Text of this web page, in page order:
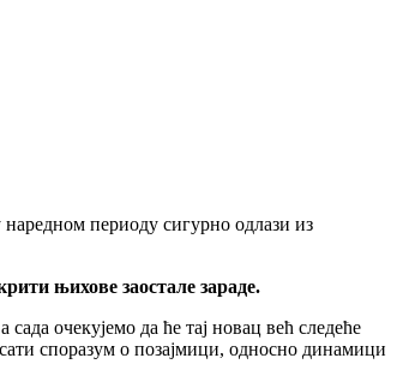
периоду сигурно одлази из
њихове заостале зараде.
очекуjемо да ће таj новац већ следеће
споразум о позаjмици, односно динамици